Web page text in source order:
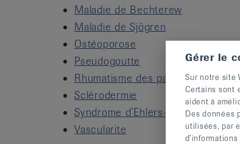
Maladie de Bechterew
Maladie de Sjögren
Ostéoporose
Pseudogoutte
Rhumatisme des parties molles
Sclérodermie
Syndrome d’Ehlers-Danlos
Vascularite
Gérer le
Sur notre site
Certains sont
aident à
Des données
utilisées, par